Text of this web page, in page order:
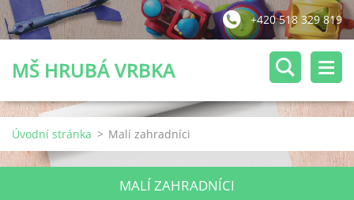
+420 518 329 819
MŠ HRUBÁ VRBKA
Úvodní stránka > Malí zahradníci
MALÍ ZAHRADNÍCI